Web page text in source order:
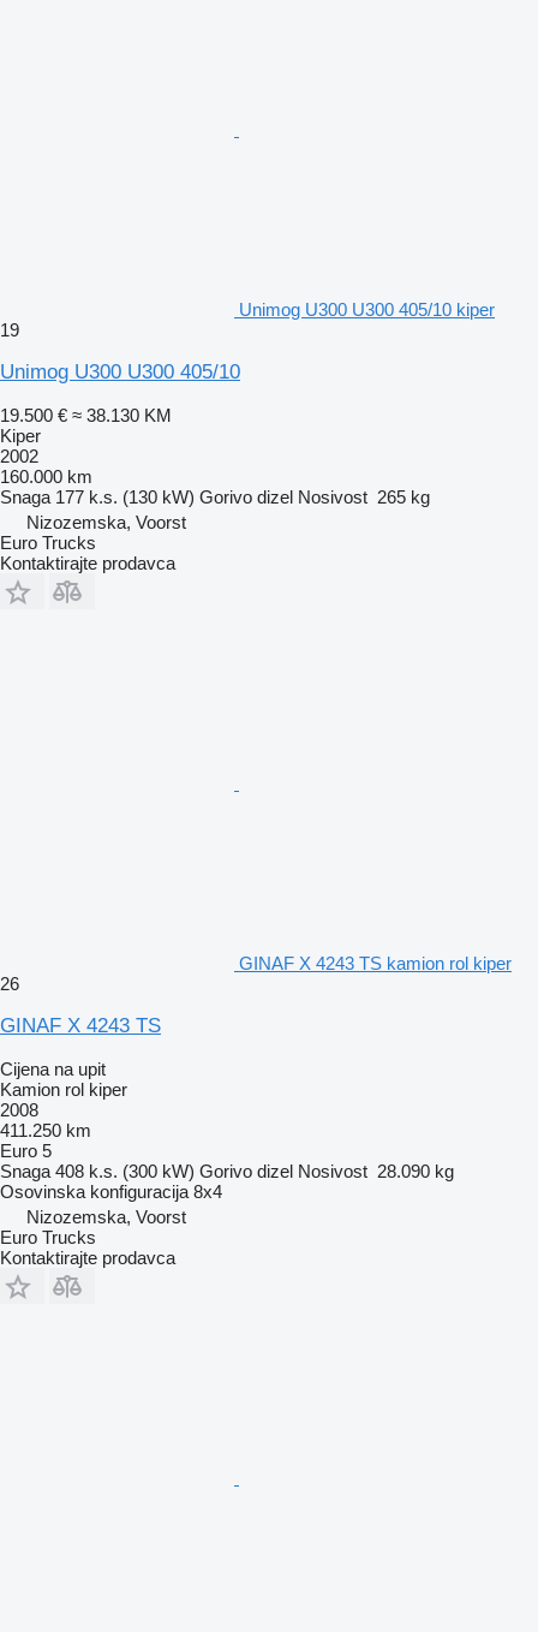
Unimog U300 U300 405/10 kiper
19
Unimog U300 U300 405/10
19.500 € ≈ 38.130 KM
Kiper
2002
160.000 km
Snaga 177 k.s. (130 kW) Gorivo dizel Nosivost 265 kg
Nizozemska, Voorst
Euro Trucks
Kontaktirajte prodavca
GINAF X 4243 TS kamion rol kiper
26
GINAF X 4243 TS
Cijena na upit
Kamion rol kiper
2008
411.250 km
Euro 5
Snaga 408 k.s. (300 kW) Gorivo dizel Nosivost 28.090 kg
Osovinska konfiguracija 8x4
Nizozemska, Voorst
Euro Trucks
Kontaktirajte prodavca